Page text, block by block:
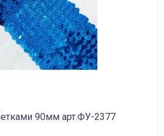
90мм арт.ФУ-2377